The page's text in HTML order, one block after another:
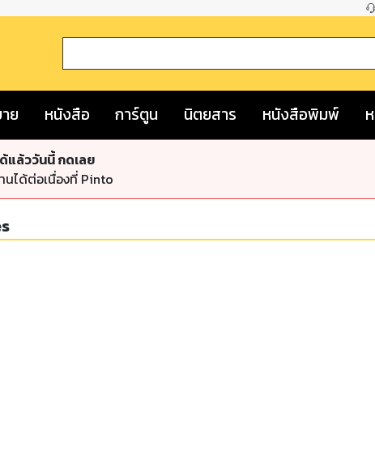
ย หนังสือ การ์ตูน นิตยสาร หนังสือพิมพ์
แล้ววันนี้ กดเลย
นได้ต่อเนื่องที่ Pinto